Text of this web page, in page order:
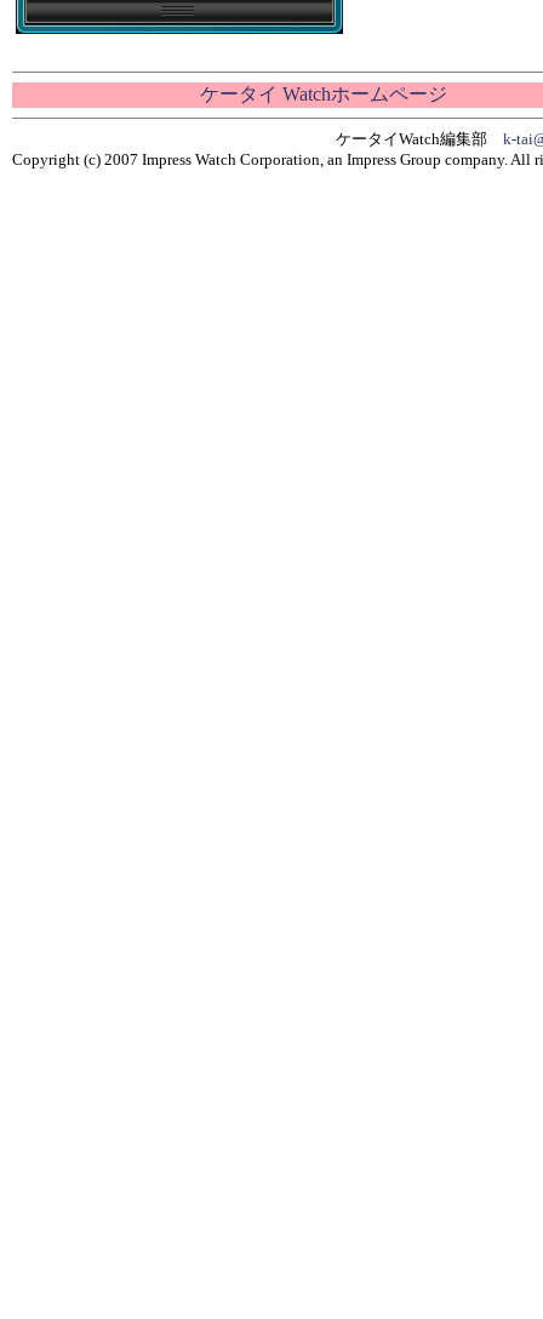
ケータイ Watchホームページ
ケータイWatch編集部 k-
Copyright (c) 2007 Impress Watch Corporation, an Impress Group company. All